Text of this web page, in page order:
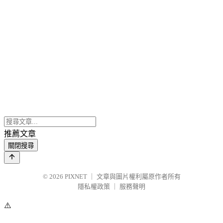
推薦文章
關閉搜尋
© 2026 PIXNET
文章與圖片權利屬原作者所有
隱私權政策
服務聲明
⚠️